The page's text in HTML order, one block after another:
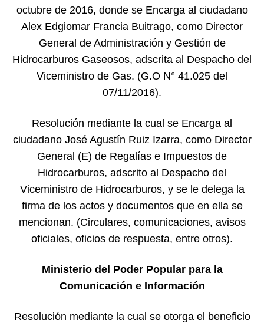
octubre de 2016, donde se Encarga al ciudadano
Alex Edgiomar Francia Buitrago, como Director
General de Administración y Gestión de
Hidrocarburos Gaseosos, adscrita al Despacho del
Viceministro de Gas. (G.O N° 41.025 del
07/11/2016).
Resolución mediante la cual se Encarga al
ciudadano José Agustín Ruiz Izarra, como Director
General (E) de Regalías e Impuestos de
Hidrocarburos, adscrito al Despacho del
Viceministro de Hidrocarburos, y se le delega la
firma de los actos y documentos que en ella se
mencionan. (Circulares, comunicaciones, avisos
oficiales, oficios de respuesta, entre otros).
Ministerio del Poder Popular para la
Comunicación e Información
Resolución mediante la cual se otorga el beneficio